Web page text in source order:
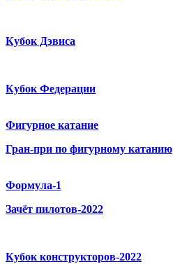
Кубок Дэвиса
Кубок Федерации
Фигурное катание
Гран-при по фигурному катанию
Формула-1
Зачёт пилотов-2022
Кубок конструкторов-2022